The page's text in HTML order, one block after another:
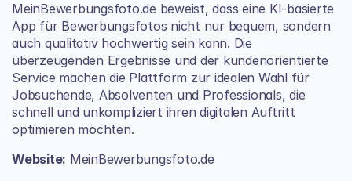
MeinBewerbungsfoto.de beweist, dass eine KI-basierte
App für Bewerbungsfotos nicht nur bequem, sondern
auch qualitativ hochwertig sein kann. Die
überzeugenden Ergebnisse und der kundenorientierte
Service machen die Plattform zur idealen Wahl für
Jobsuchende, Absolventen und Professionals, die
schnell und unkompliziert ihren digitalen Auftritt
optimieren möchten.
Website: MeinBewerbungsfoto.de